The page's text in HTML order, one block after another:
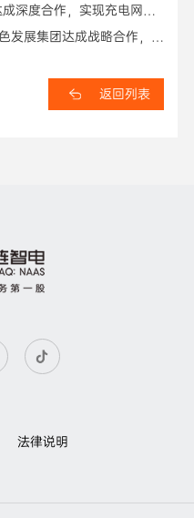
深度合作，实现充电网络
发展集团达成战略合作，推
返回列表
法律说明